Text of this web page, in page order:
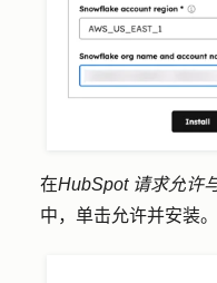
在HubSpot 请求允许
中，单击允许并安装。